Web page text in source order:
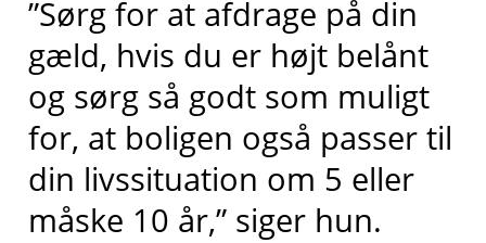
”Sørg for at afdrage på din
gæld, hvis du er højt belånt
og sørg så godt som muligt
for, at boligen også passer til
din livssituation om 5 eller
måske 10 år,” siger hun.